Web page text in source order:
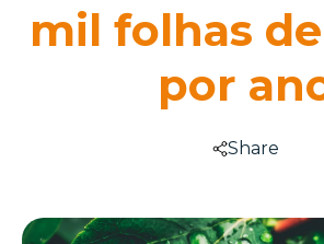
mil folhas
por
Share